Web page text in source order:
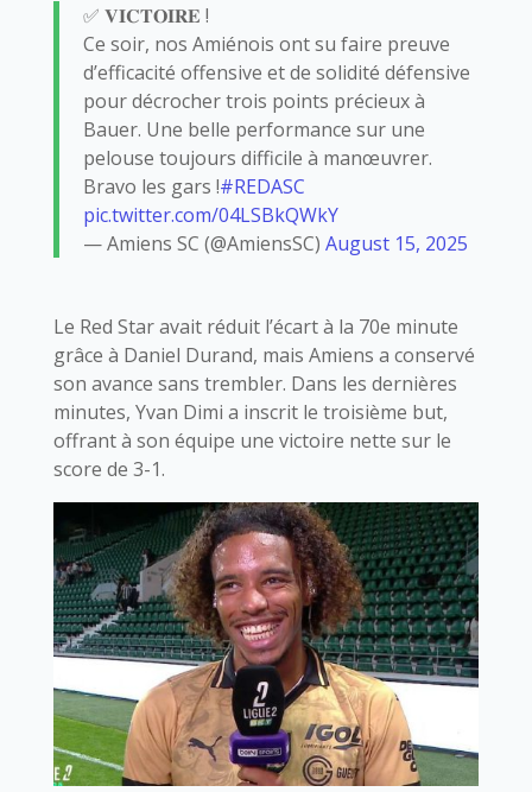
✅ 𝐕𝐈𝐂𝐓𝐎𝐈𝐑𝐄 !
Ce soir, nos Amiénois ont su faire preuve
d’efficacité offensive et de solidité défensive
pour décrocher trois points précieux à
Bauer. Une belle performance sur une
pelouse toujours difficile à manœuvrer.
Bravo les gars !#REDASC
pic.twitter.com/04LSBkQWkY
— Amiens SC (@AmiensSC) August 15, 2025
Le Red Star avait réduit l’écart à la 70e minute
grâce à Daniel Durand, mais Amiens a conservé
son avance sans trembler. Dans les dernières
minutes, Yvan Dimi a inscrit le troisième but,
offrant à son équipe une victoire nette sur le
score de 3-1.